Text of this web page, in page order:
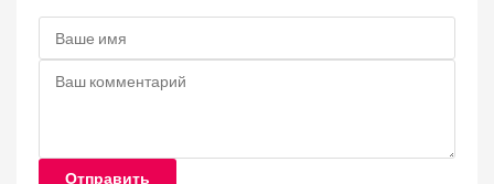
Отправить